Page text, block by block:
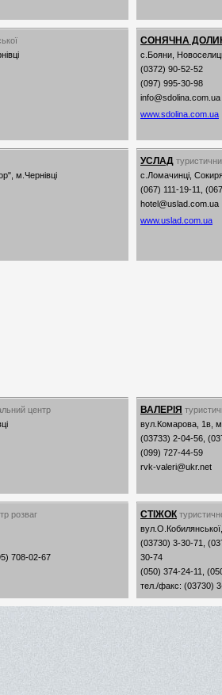
СОНЯЧНА
с.Бояни,
(0372) 90-52-52
(097) 995-30-98
info@sdolina.com.ua
www.sdolina.com.ua
м.Чернівці
УСЛАД
с.Ломачинці,
(067) 111-19-11,
hotel@uslad.com.ua
www.uslad.com.ua
центр
ВАЛЕРІЯ
вул.Комарова, 1в,
(03733) 2-04-56,
(099) 727-44-59
rvk-valeri@ukr.net
розваг
708-02-67
СТІЖОК
(03730) 3-30-71,
30-74
(050) 374-24-11,
тел./факс: (03730)